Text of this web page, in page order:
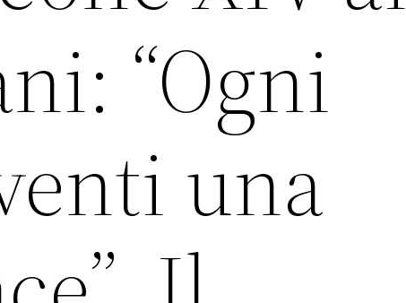
“Ogni
una